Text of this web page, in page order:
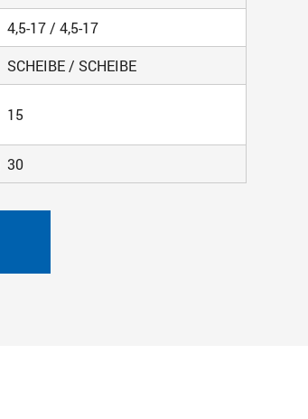
4,5-17 / 4,5-17
SCHEIBE / SCHEIBE
15
30